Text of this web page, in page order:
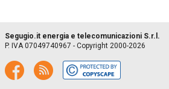
Segugio.it energia e telecomunicazioni S.r.l.
P. IVA 07049740967 - Copyright 2000-2026